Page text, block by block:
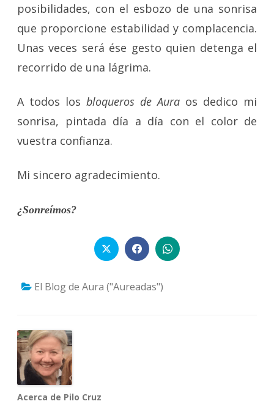
posibilidades, con el esbozo de una sonrisa
que proporcione estabilidad y complacencia.
Unas veces será ése gesto quien detenga el
recorrido de una lágrima.
A todos los bloqueros de Aura os dedico mi
sonrisa, pintada día a día con el color de
vuestra confianza.
Mi sincero agradecimiento.
¿Sonreímos?
El Blog de Aura ("Aureadas")
Acerca de Pilo Cruz